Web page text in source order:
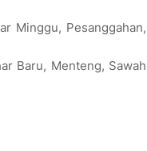
Minggu, Pesanggahan,
Baru, Menteng, Sawah